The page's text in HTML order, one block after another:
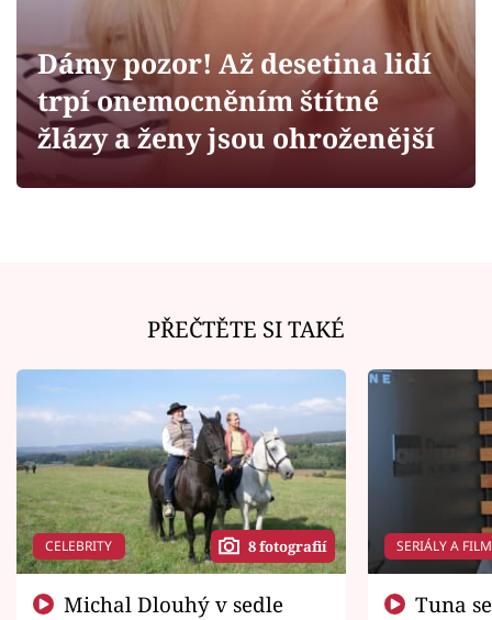
Sledujte prima+
Filmový festival Karlovy Vary
Pořady
Sledujte nás
Dámy pozor! Až desetina lidí
trpí onemocněním štítné
žlázy a ženy jsou ohroženější
PŘEČTĚTE SI TAKÉ
CELEBRITY 8 fotografií SERIÁLY A